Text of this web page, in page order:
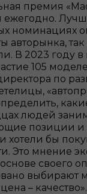
премия
ежегодно.
номинациях
авторынка, так
В 2023 году
105
по
людей
позиции и
хотели бы
Это мнение
своего
выбирают
– качество».